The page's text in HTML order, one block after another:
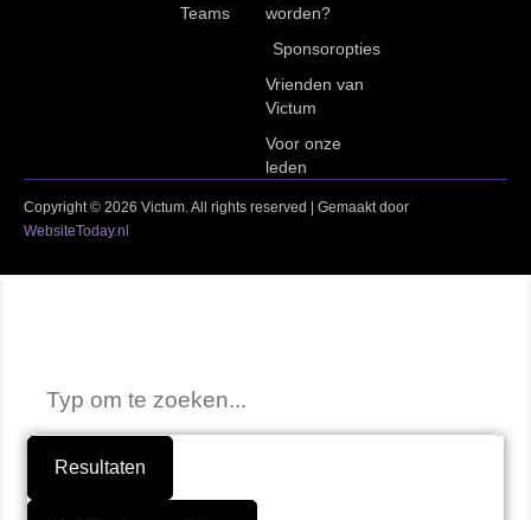
Teams
worden?
Sponsoropties
Vrienden van
Victum
Voor onze
leden
Copyright © 2026 Victum. All rights reserved | Gemaakt door
WebsiteToday.nl
Resultaten